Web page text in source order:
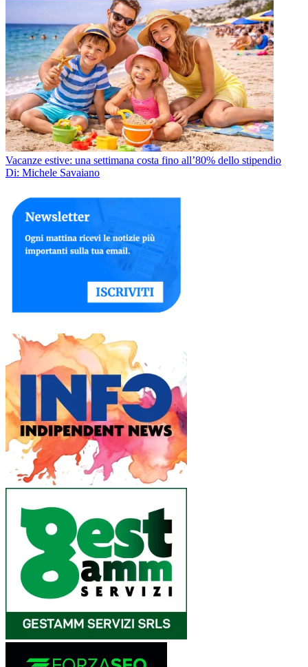
Vacanze estive: una settimana costa fino all’80% dello stipendio
Di: Michele Savaiano